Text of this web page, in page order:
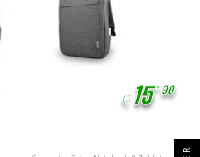
€ 15
, 90